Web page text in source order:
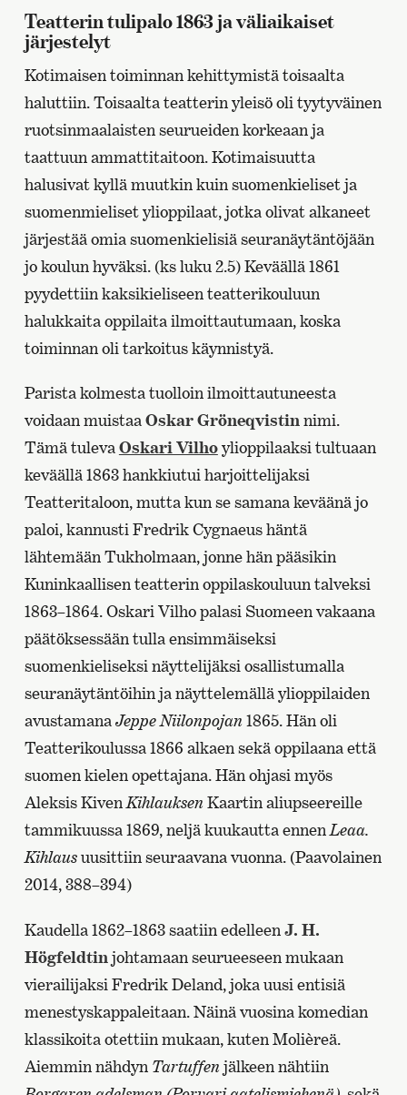
Teatterin tulipalo 1863 ja väliaikaiset
järjestelyt
Kotimaisen toiminnan kehittymistä toisaalta
haluttiin. Toisaalta teatterin yleisö oli tyytyväinen
ruotsinmaalaisten seurueiden korkeaan ja
taattuun ammattitaitoon. Kotimaisuutta
halusivat kyllä muutkin kuin suomenkieliset ja
suomenmieliset ylioppilaat, jotka olivat alkaneet
järjestää omia suomenkielisiä seuranäytäntöjään
jo koulun hyväksi. (ks luku 2.5) Keväällä 1861
pyydettiin kaksikieliseen teatterikouluun
halukkaita oppilaita ilmoittautumaan, koska
toiminnan oli tarkoitus käynnistyä.
Parista kolmesta tuolloin ilmoittautuneesta
voidaan muistaaOskar Gröneqvistinnimi.
Tämä tulevaOskari Vilhoylioppilaaksi tultuaan
keväällä 1863 hankkiutui harjoittelijaksi
Teatteritaloon, mutta kun se samana keväänä jo
paloi, kannusti Fredrik Cygnaeus häntä
lähtemään Tukholmaan, jonne hän pääsikin
Kuninkaallisen teatterin oppilaskouluun talveksi
1863–1864. Oskari Vilho palasi Suomeen vakaana
päätöksessään tulla ensimmäiseksi
suomenkieliseksi näyttelijäksi osallistumalla
seuranäytäntöihin ja näyttelemällä ylioppilaiden
avustamanaJeppe Niilonpojan1865. Hän oli
Teatterikoulussa 1866 alkaen sekä oppilaana että
suomen kielen opettajana. Hän ohjasi myös
Aleksis KivenKihlauksenKaartin aliupseereille
tammikuussa 1869, neljä kuukautta ennenLeaa.
Kihlausuusittiin seuraavana vuonna. (Paavolainen
2014, 388–394)
Kaudella 1862–1863 saatiin edelleen J. H.
Högfeldtin johtamaan seurueeseen mukaan
vierailijaksi Fredrik Deland, joka uusi entisiä
menestyskappaleitaan. Näinä vuosina komedian
klassikoita otettiin mukaan, kuten Molièreä.
Aiemmin nähdyn Tartuffenjälkeen nähtiin